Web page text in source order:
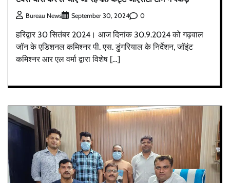
Bureau News September 30, 2024 0
हरिद्वार 30 सितंबर 2024। आज दिनांक 30.9.2024 को गढ़वाल
जॉन के एडिशनल कमिश्नर पी. एस. डुंगरियाल के निर्देशन, जॉइंट
कमिश्नर आर एल वर्मा द्वारा विशेष […]